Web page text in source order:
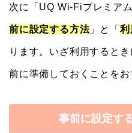
次に「UQ Wi-Fiプレミア
前に設定する方法」と「 利
ります。いざ利用すると
前に準備しておくことをお
事前に設定す